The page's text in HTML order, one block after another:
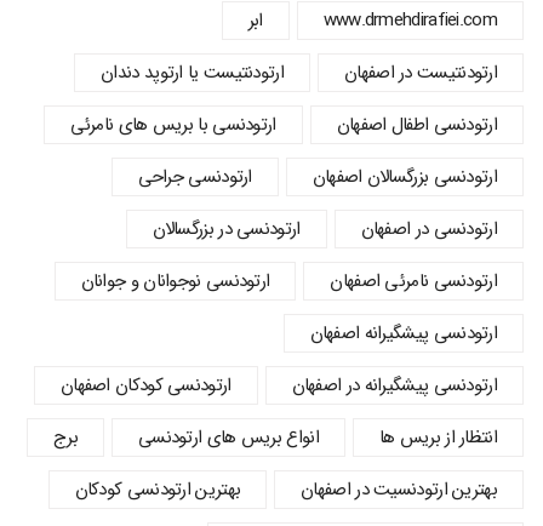
www.drmehdirafiei.com
ابر
ارتودنتیست در اصفهان
ارتودنتیست یا ارتوپد دندان
ارتودنسي اطفال اصفهان
ارتودنسی با بریس های نامرئی
ارتودنسی بزرگسالان اصفهان
ارتودنسی جراحی
ارتودنسی در اصفهان
ارتودنسی در بزرگسالان
ارتودنسی نامرئی اصفهان
ارتودنسی نوجوانان و جوانان
ارتودنسی پیشگیرانه اصفهان
ارتودنسی پیشگیرانه در اصفهان
ارتودنسی کودکان اصفهان
انتظار از بریس ها
انواع بریس های ارتودنسی
برج
بهترین ارتودنسیت در اصفهان
بهترین ارتودنسی کودکان